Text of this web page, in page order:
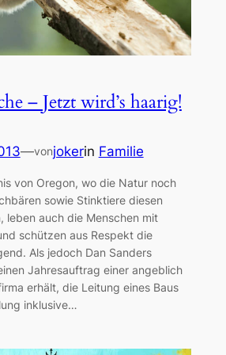
– Jetzt wird’s haarig!
—vonjokerin Familie
von Oregon, wo die Natur noch
sowie Stinktiere diesen
leben auch die Menschen mit
schützen aus Respekt die
Als jedoch Dan Sanders
Jahresauftrag einer angeblich
erhält, die Leitung eines Baus
inklusive…